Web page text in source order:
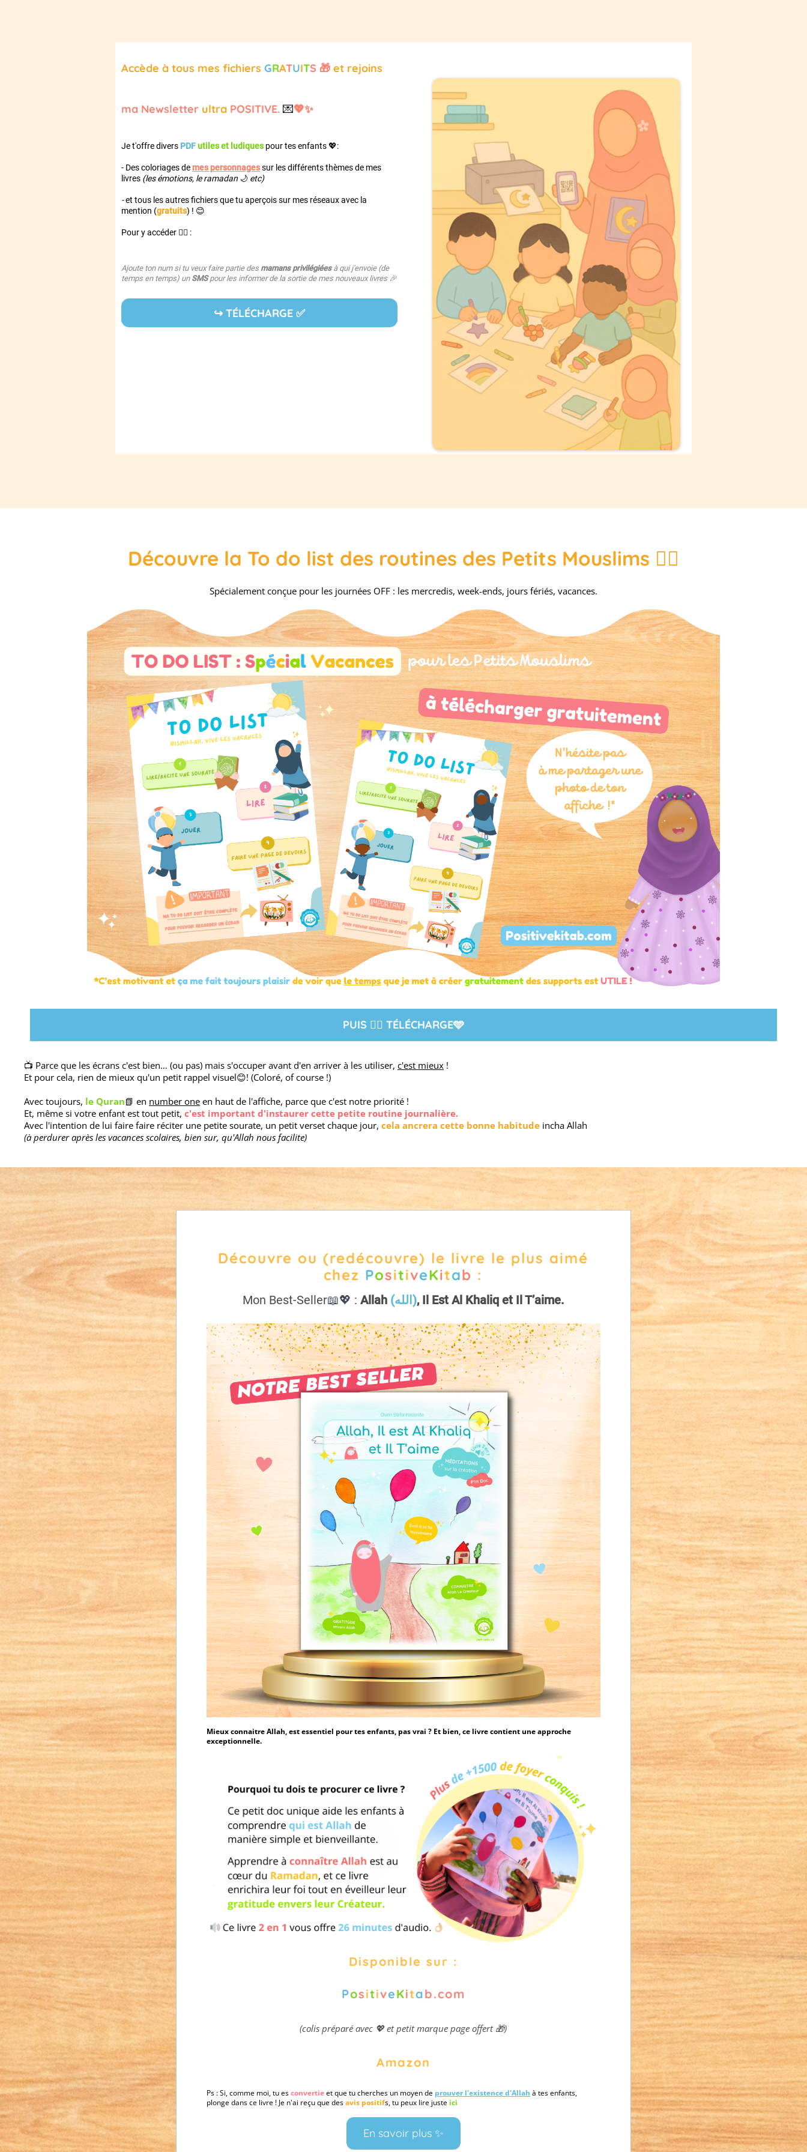
Accède à tous mes fichiers GRATUITS 🎁 et rejoins
ma Newsletter ultra POSITIVE. 💌💖✨
Je t'offre divers PDFutiles et ludiquespour tes enfants 💖:
- Des coloriages de mes personnagessur les différents thèmes de mes
livres (les émotions, le ramadan 🌙 etc)
-et tous les autres fichiers que tu aperçois sur mes réseaux avec la
mention (gratuits) ! 😊
Pour y accéder 👇🏼 :
Ajoute ton num si tu veux faire partie desmamans privilégiéesà qui j'envoie (de
temps en temps) un SMSpour les informer de la sortie de mes nouveaux livres 🎉
↪️ TÉLÉCHARGE ✅
Découvre la To do list des routines des Petits Mouslims 👇🏼
Spécialement conçue pour les journées OFF : les mercredis, week-ends, jours fériés, vacances.
PUIS 👉🏼 TÉLÉCHARGE🩵
📺 Parce que les écrans c'est bien… (ou pas) mais s'occuper avant d'en arriver à les utiliser, c'est mieux !
Et pour cela, rien de mieux qu'un petit rappel visuel😊! (Coloré, of course !)
Avec toujours, le Quran📗 en number one en haut de l'affiche, parce que c'est notre priorité !
Et, même si votre enfant est tout petit, c'est important d'instaurer cette petite routine journalière.
Avec l'intention de lui faire faire réciter une petite sourate, un petit verset chaque jour, cela ancrera cette bonne habitude incha Allah
(à perdurer après les vacances scolaires, bien sur, qu'Allah nous facilite)
Découvre ou (redécouvre) le livre le plus aimé
chez PositiveKitab :
Mon Best-Seller📖💖 : Allah (الله), Il Est Al Khaliq et Il T’aime.
Mieux connaitre Allah, est essentiel pour tes enfants, pas vrai ? Et bien, ce livre contient une approche
exceptionnelle.
Disponible sur :
PositiveKitab.com
(colis préparé avec 💖 et petit marque page offert 🎁)
Amazon
Ps : Si, comme moi, tu esconvertieet que tu cherches un moyen de prouver l'existence d'Allah à tes enfants,
plonge dans ce livre ! Je n'ai reçu que desavis positifs, tu peux lire juste ici
En savoir plus ✨